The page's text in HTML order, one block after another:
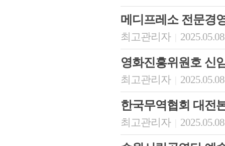
메디프레소 전문경
최고관리자
영화진흥위원호 신
최고관리자
한국무역협회 대전
최고관리자